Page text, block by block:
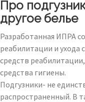
Про
другое белье
Разработанная ИПРА
реабилитации и ухода
средств
средства гигиены.
Подгузники- не
распространенный. В